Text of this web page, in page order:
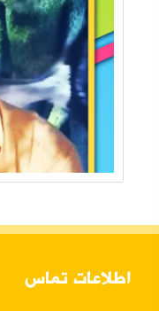
اطلاعات تماس